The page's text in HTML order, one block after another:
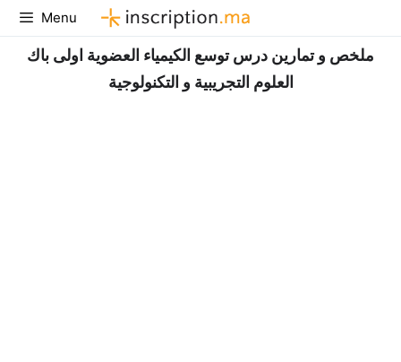
Aller
au
contenu
Menu
ملخص و تمارين درس توسع الكيمياء العضوية اولى باك
العلوم التجريبية و التكنولوجية